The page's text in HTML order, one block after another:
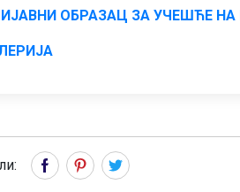
ОБРАЗАЦ ЗА УЧЕШЋЕ НА